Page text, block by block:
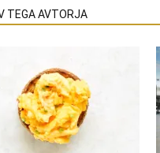
TEGA AVTORJA